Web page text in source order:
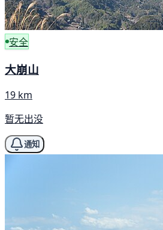
安全
大崩山
19 km
暂无出没
通知